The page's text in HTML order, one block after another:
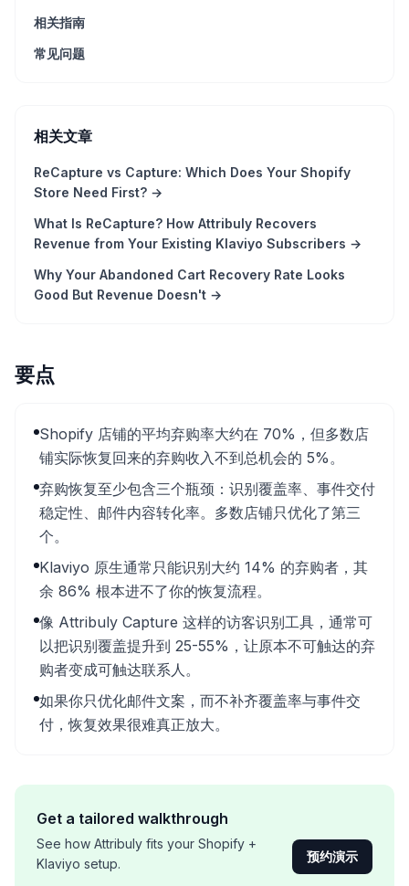
相关指南
常见问题
相关文章
ReCapture vs Capture: Which Does Your Shopify
Store Need First? →
What Is ReCapture? How Attribuly Recovers
Revenue from Your Existing Klaviyo Subscribers →
Why Your Abandoned Cart Recovery Rate Looks
Good But Revenue Doesn't →
要点
Shopify 店铺的平均弃购率大约在 70%，但多数店
铺实际恢复回来的弃购收入不到总机会的 5%。
弃购恢复至少包含三个瓶颈：识别覆盖率、事件交付
稳定性、邮件内容转化率。多数店铺只优化了第三
个。
Klaviyo 原生通常只能识别大约 14% 的弃购者，其
余 86% 根本进不了你的恢复流程。
像 Attribuly Capture 这样的访客识别工具，通常可
以把识别覆盖提升到 25-55%，让原本不可触达的弃
购者变成可触达联系人。
如果你只优化邮件文案，而不补齐覆盖率与事件交
付，恢复效果很难真正放大。
Get a tailored walkthrough
See how Attribuly fits your Shopify +
Klaviyo setup.
预约演示